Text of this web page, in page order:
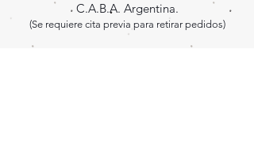
C.A.B.A. Argentina.
(Se requiere cita previa para retirar pedidos)